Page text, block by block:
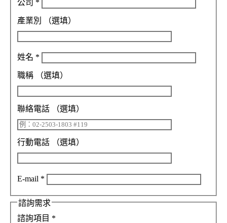
公司 *
產業別 （選填）
姓名 *
職稱 （選填）
聯絡電話 （選填）
行動電話 （選填）
E-mail *
諮詢需求
諮詢項目 *